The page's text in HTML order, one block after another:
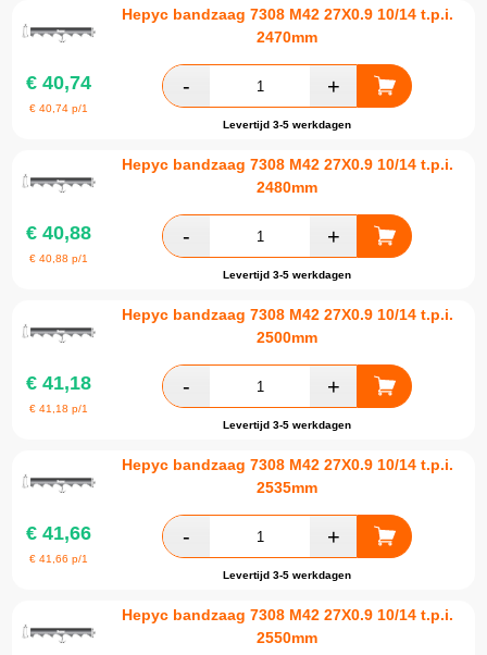
Hepyc bandzaag 7308 M42 27X0.9 10/14 t.p.i.
2470mm
€ 40,74
€40,74 p/1
Levertijd 3-5 werkdagen
Hepyc bandzaag 7308 M42 27X0.9 10/14 t.p.i.
2480mm
€ 40,88
€40,88 p/1
Levertijd 3-5 werkdagen
Hepyc bandzaag 7308 M42 27X0.9 10/14 t.p.i.
2500mm
€ 41,18
€41,18 p/1
Levertijd 3-5 werkdagen
Hepyc bandzaag 7308 M42 27X0.9 10/14 t.p.i.
2535mm
€ 41,66
€41,66 p/1
Levertijd 3-5 werkdagen
Hepyc bandzaag 7308 M42 27X0.9 10/14 t.p.i.
2550mm